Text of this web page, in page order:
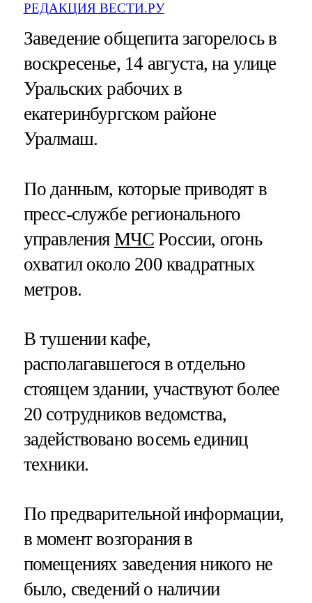
РЕДАКЦИЯ ВЕСТИ.РУ
Заведение общепита загорелось в
воскресенье, 14 августа, на улице
Уральских рабочих в
екатеринбургском районе
Уралмаш.
По данным, которые приводят в
пресс-службе регионального
управления МЧС России, огонь
охватил около 200 квадратных
метров.
В тушении кафе,
располагавшегося в отдельно
стоящем здании, участвуют более
20 сотрудников ведомства,
задействовано восемь единиц
техники.
По предварительной информации,
в момент возгорания в
помещениях заведения никого не
было, сведений о наличии